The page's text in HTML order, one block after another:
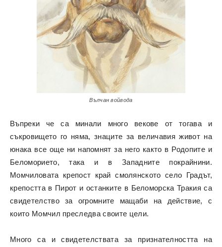
Вълчан войвода
Въпреки че са минали много векове от тогава и
съкровището го няма, знаците за величавия живот на
юнака все още ни напомнят за него както в Родопите и
Беломорието, така и в Западните покрайнини.
Момчиловата крепост край смолянското село Градът,
крепостта в Пирот и останките в Беломорска Тракия са
свидетелство за огромните мащаби на действие, с
които Момчил преследва своите цели.
Много са и свидетелствата за признателността на